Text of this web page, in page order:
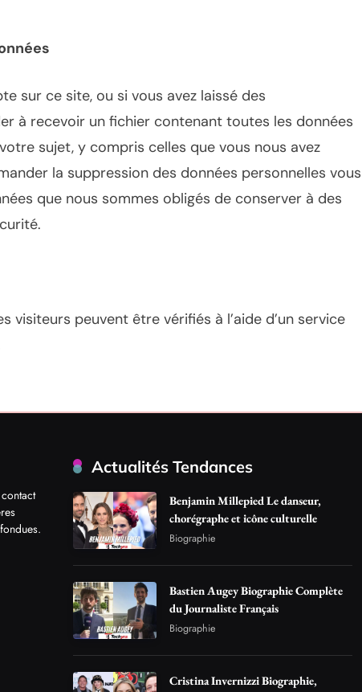
sur ce site, ou si vous avez laissé des
à recevoir un fichier contenant toutes les données
sujet, y compris celles que vous nous avez
la suppression des données personnelles vous
que nous sommes obligés de conserver à des
visiteurs peuvent être vérifiés à l’aide d’un service
Actualités Tendances
Benjamin Millepied Le danseur,
chorégraphe et icône culturelle
Biographie
Bastien Augey Biographie Complète
du Journaliste Français
Biographie
Cristina Invernizzi Biographie,